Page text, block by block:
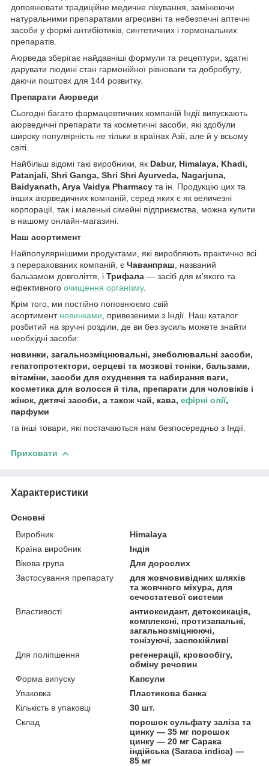
доповнювати традиційне медичне лікування, замінюючи
натуральними препаратами агресивні та небезпечні аптечні
засоби у формі антибіотиків, синтетичних і гормональних
препаратів.
Аюрведа зберігає найдавніші формули та рецептури, здатні
дарувати людині стан гармонійної рівноваги та добробуту,
даючи поштовх для 144 розвитку.
Препарати Аюрведи
Сьогодні багато фармацевтичних компаній Індії випускають
аюрведичні препарати та косметичні засоби, які здобули
широку популярність не тільки в країнах Азії, але й у всьому
світі.
Найбільш відомі такі виробники, як Dabur, Himalaya, Khadi,
Patanjali, Shri Ganga, Shri Shri Ayurveda, Nagarjuna,
Baidyanath, Arya Vaidya Pharmacy та ін. Продукцію цих та
інших аюрведичних компаній, серед яких є як величезні
корпорації, так і маленькі сімейні підприємства, можна купити
в нашому онлайн-магазині.
Наш асортимент
Найпопулярнішими продуктами, які виробляють практично всі
з перерахованих компаній, є Чаванпраш , названий
бальзамом довголіття, і Трифала — засіб для м'якого та
ефективного очищення організму.
Крім того, ми постійно поповнюємо свій
асортимент новинками , привезеними з Індії. Наш каталог
розбитий на зручні розділи, де ви без зусиль можете знайти
необхідні засоби:
новинки, загальнозміцнювальні, знеболювальні засоби,
гепатопротектори, серцеві та мозкові тоніки, бальзами,
вітаміни, засоби для схуднення та набирання ваги,
косметика для волосся й тіла, препарати для чоловіків і
жінок, дитячі засоби, а також чай, кава, ефірні олії,
парфуми
та інші товари, які постачаються нам безпосередньо з Індії.
Приховати
Характеристики
Основні
Виробник
Himalaya
Країна виробник
Індія
Вікова група
Для дорослих
Застосування препарату
для жовчовивідних шляхів
та жовчного міхура, для
сечостатевої системи
Властивості
антиоксидант, детоксикація,
комплексні, протизапальні,
загальнозміцнюючі,
тонізуючі, заспокійливі
Для поліпшення
регенерації, кровообігу,
обміну речовин
Форма випуску
Капсули
Упаковка
Пластикова банка
Кількість в упаковці
30 шт.
Склад
порошок сульфату заліза та
цинку — 35 мг порошок
цинку — 20 мг Сарака
індійська (Saraca indica) —
85 мг